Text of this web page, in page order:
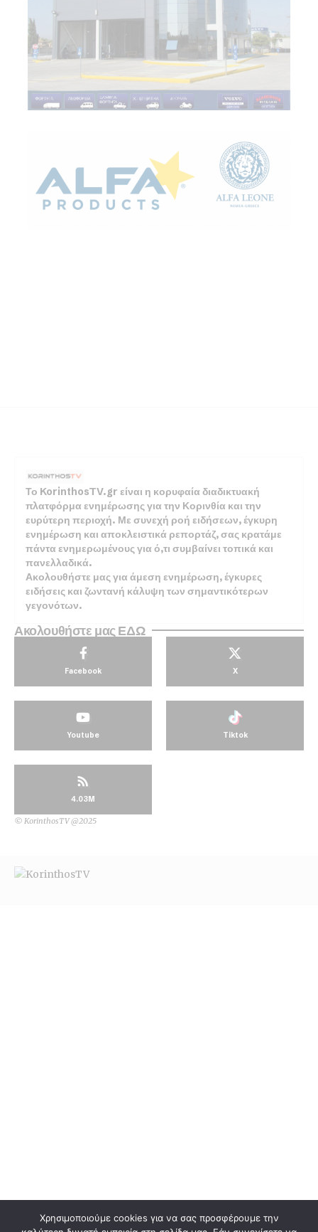
Το KorinthosTV.gr είναι η κορυφαία διαδικτυακή
πλατφόρμα ενημέρωσης για την Κορινθία και την
ευρύτερη περιοχή. Με συνεχή ροή ειδήσεων, έγκυρη
ενημέρωση και αποκλειστικά ρεπορτάζ, σας κρατάμε
πάντα ενημερωμένους για ό,τι συμβαίνει τοπικά και
πανελλαδικά.
Ακολουθήστε μας για άμεση ενημέρωση, έγκυρες
ειδήσεις και ζωντανή κάλυψη των σημαντικότερων
γεγονότων.
Ακολουθήστε μας ΕΔΩ
Facebook X
Youtube Tiktok
4.03M
© KorinthosTV @2025
Χρησιμοποιούμε cookies για να σας προσφέρουμε την